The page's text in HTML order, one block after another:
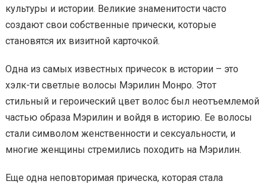
культуры и истории. Великие знаменитости часто
создают свои собственные прически, которые
становятся их визитной карточкой.
Одна из самых известных причесок в истории – это
хэлк-ти светлые волосы Мэрилин Монро. Этот
стильный и героический цвет волос был неотъемлемой
частью образа Мэрилин и войдя в историю. Ее волосы
стали символом женственности и сексуальности, и
многие женщины стремились походить на Мэрилин.
Еще одна неповторимая прическа, которая стала